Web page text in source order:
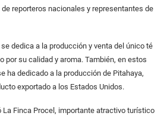
reporteros nacionales y representantes de
dedica a la producción y venta del único té
por su calidad y aroma. También, en estos
ha dedicado a la producción de Pitahaya,
exportado a los Estados Unidos.
Finca Procel, importante atractivo turístico